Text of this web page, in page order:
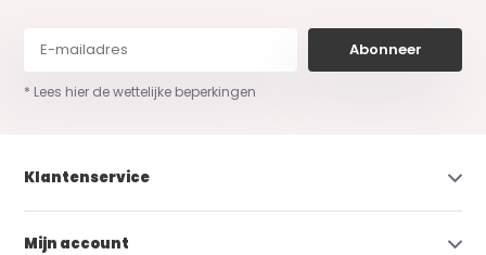
Abonneer
* Lees hier de wettelijke beperkingen
Klantenservice
Mijn account